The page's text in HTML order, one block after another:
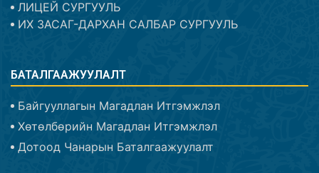
ЛИЦЕЙ СУРГУУЛЬ
ИХ ЗАСАГ-ДАРХАН САЛБАР СУРГУУЛЬ
БАТАЛГААЖУУЛАЛТ
Байгууллагын Магадлан Итгэмжлэл
Хөтөлбөрийн Магадлан Итгэмжлэл
Дотоод Чанарын Баталгаажуулалт